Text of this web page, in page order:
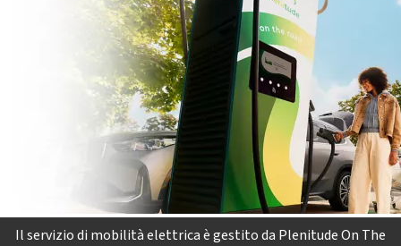
Il servizio di mobilità elettrica è gestito da Plenitude On The